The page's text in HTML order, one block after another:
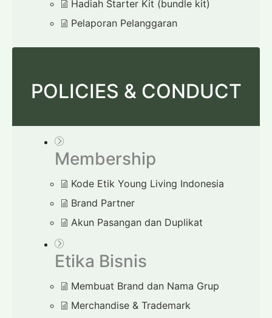
Hadiah Starter Kit (bundle kit)
Pelaporan Pelanggaran
POLICIES & CONDUCT
Membership
Kode Etik Young Living Indonesia
Brand Partner
Akun Pasangan dan Duplikat
Etika Bisnis
Membuat Brand dan Nama Grup
Merchandise & Trademark